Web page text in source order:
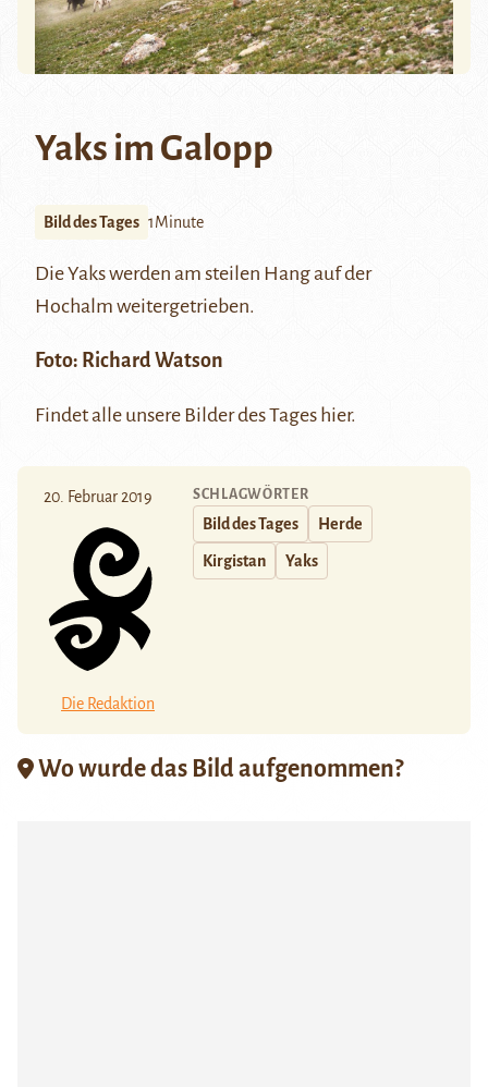
Yaks im Galopp
Bild des Tages 1Minute
Die Yaks werden am steilen Hang auf der
Hochalm weitergetrieben.
Foto: Richard Watson
Findet alle unsere Bilder des Tages hier.
20. Februar 2019
Die Redaktion
SCHLAGWÖRTER
Bild des Tages Herde
Kirgistan Yaks
Wo wurde das Bild aufgenommen?